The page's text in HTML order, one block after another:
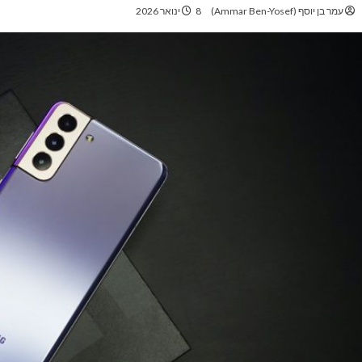
עמר בן יוסף (Ammar Ben-Yosef) 8 ינואר 2026